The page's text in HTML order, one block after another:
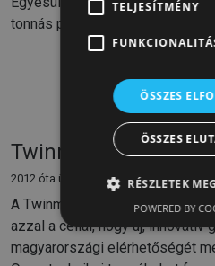
tonnás ponyvás nyerges
Twinmed Kft.
2012 óta ügyfelünk
A Twinmed Orvosi Rendszerek
azzal a céllal, hogy új, innovatív
magyarországi elérhetőségét
TELJESÍTMÉNY
ÖSSZES
ÖSSZES
RÉSZLETEK
POWERED BY